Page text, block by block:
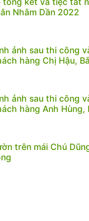
Nhâm Dần 2022
ảnh sau thi công
hàng Chị Hậu,
ảnh sau thi công
hàng Anh Hùng,
trên mái Chú